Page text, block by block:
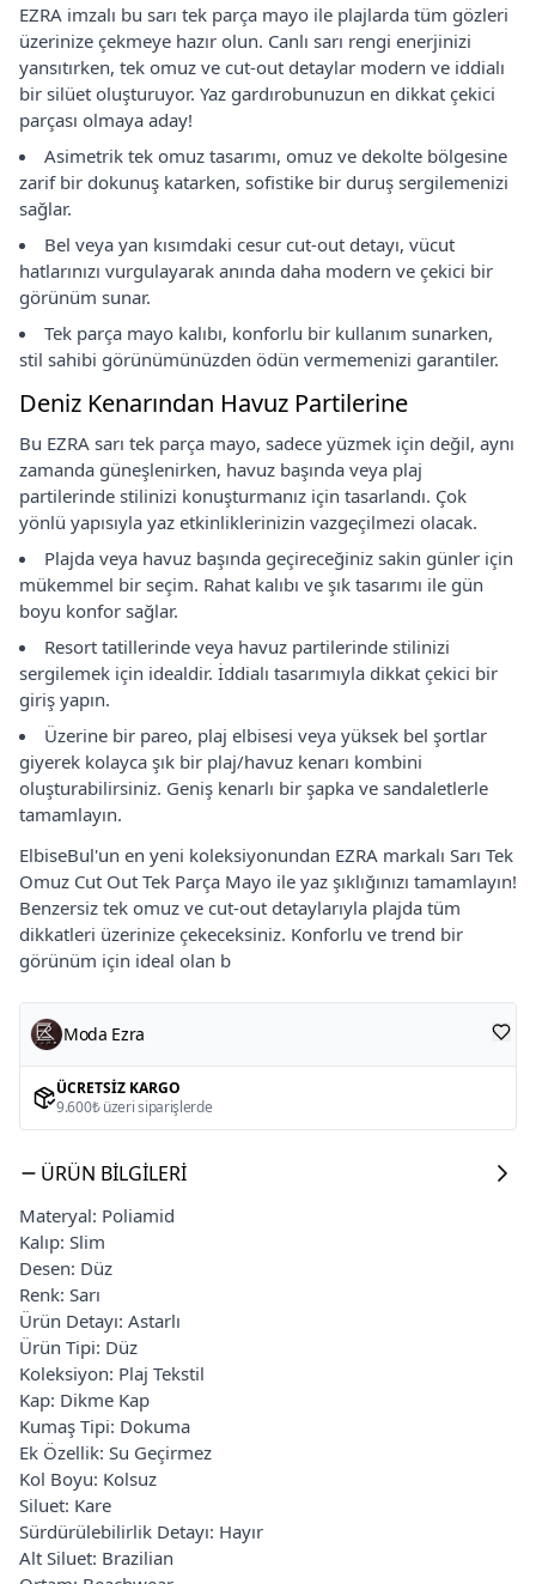
EZRA imzalı bu sarı tek parça mayo ile plajlarda tüm gözleri
üzerinize çekmeye hazır olun. Canlı sarı rengi enerjinizi
yansıtırken, tek omuz ve cut-out detaylar modern ve iddialı
bir silüet oluşturuyor. Yaz gardırobunuzun en dikkat çekici
parçası olmaya aday!
Asimetrik tek omuz tasarımı, omuz ve dekolte bölgesine
zarif bir dokunuş katarken, sofistike bir duruş sergilemenizi
sağlar.
Bel veya yan kısımdaki cesur cut-out detayı, vücut
hatlarınızı vurgulayarak anında daha modern ve çekici bir
görünüm sunar.
Tek parça mayo kalıbı, konforlu bir kullanım sunarken,
stil sahibi görünümünüzden ödün vermemenizi garantiler.
Deniz Kenarından Havuz Partilerine
Bu EZRA sarı tek parça mayo, sadece yüzmek için değil, aynı
zamanda güneşlenirken, havuz başında veya plaj
partilerinde stilinizi konuşturmanız için tasarlandı. Çok
yönlü yapısıyla yaz etkinliklerinizin vazgeçilmezi olacak.
Plajda veya havuz başında geçireceğiniz sakin günler için
mükemmel bir seçim. Rahat kalıbı ve şık tasarımı ile gün
boyu konfor sağlar.
Resort tatillerinde veya havuz partilerinde stilinizi
sergilemek için idealdir. İddialı tasarımıyla dikkat çekici bir
giriş yapın.
Üzerine bir pareo, plaj elbisesi veya yüksek bel şortlar
giyerek kolayca şık bir plaj/havuz kenarı kombini
oluşturabilirsiniz. Geniş kenarlı bir şapka ve sandaletlerle
tamamlayın.
ElbiseBul'un en yeni koleksiyonundan EZRA markalı Sarı Tek
Omuz Cut Out Tek Parça Mayo ile yaz şıklığınızı tamamlayın!
Benzersiz tek omuz ve cut-out detaylarıyla plajda tüm
dikkatleri üzerinize çekeceksiniz. Konforlu ve trend bir
görünüm için ideal olan b
Moda Ezra
ÜCRETSIZ KARGO
9.600₺ üzeri siparişlerde
ÜRÜN BILGILERI
Materyal: Poliamid
Kalıp: Slim
Desen: Düz
Renk: Sarı
Ürün Detayı: Astarlı
Ürün Tipi: Düz
Koleksiyon: Plaj Tekstil
Kap: Dikme Kap
Kumaş Tipi: Dokuma
Ek Özellik: Su Geçirmez
Kol Boyu: Kolsuz
Siluet: Kare
Sürdürülebilirlik Detayı: Hayır
Alt Siluet: Brazilian